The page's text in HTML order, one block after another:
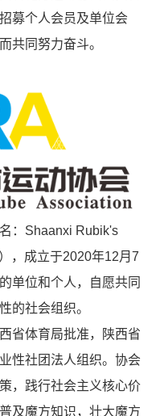
募个人会员及单位会
共同努力奋斗。
：Shaanxi Rubik's
，成立于2020年12月7
单位和个人，自愿共同
的社会组织。
省体育局批准，陕西省
性社团法人组织。协会
，践行社会主义核心价
及魔方知识，壮大魔方